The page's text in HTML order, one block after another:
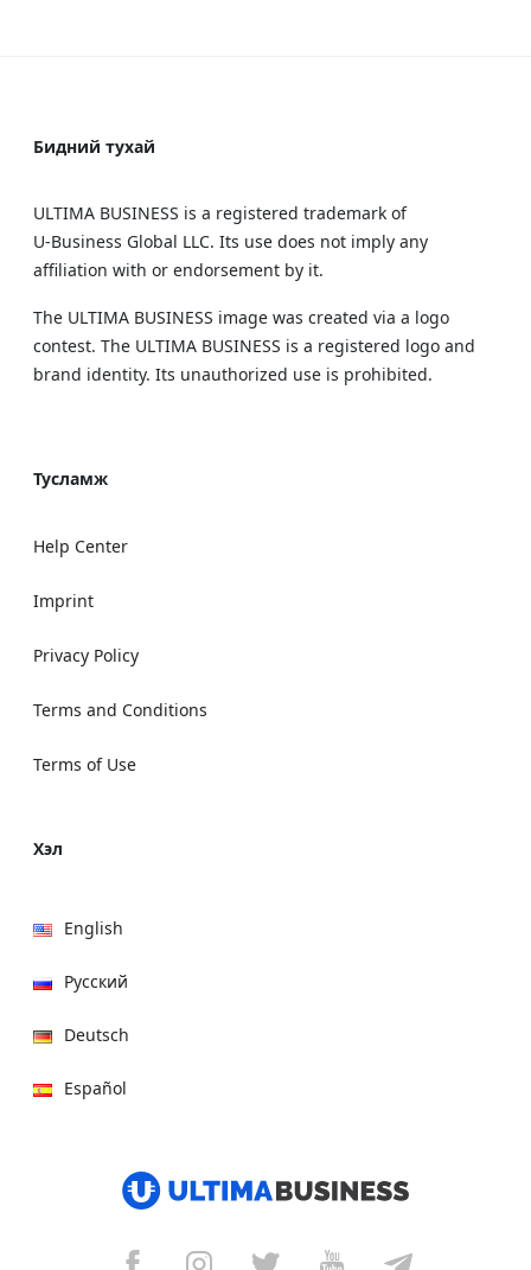
Бидний тухай
ULTIMA BUSINESS is a registered trademark of
U‑Business Global LLC. Its use does not imply any
affiliation with or endorsement by it.
The ULTIMA BUSINESS image was created via a logo
contest. The ULTIMA BUSINESS is a registered logo and
brand identity. Its unauthorized use is prohibited.
Тусламж
Help Center
Imprint
Privacy Policy
Terms and Conditions
Terms of Use
Хэл
English
Русский
Deutsch
Español